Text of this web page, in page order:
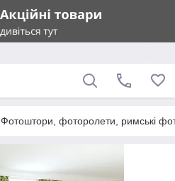
Фотоштори, фоторолети, римські